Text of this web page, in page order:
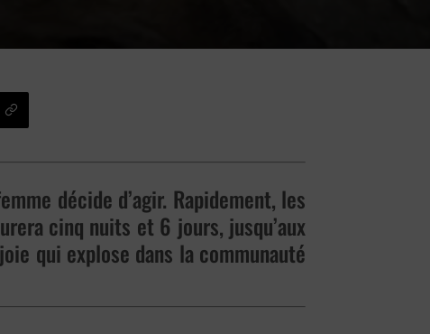
décide d’agir. Rapidement, les
cinq nuits et 6 jours, jusqu’aux
qui explose dans la communauté